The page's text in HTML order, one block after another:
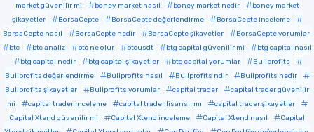
market güvenilir mi
boney market nasıl boney market nedir
boney market
şikayetler
BorsaCepte BorsaCepte değerlendirme
BorsaCepte inceleme
BorsaCepte nasıl
BorsaCepte nedir BorsaCepte şikayetler
BorsaCepte yorumlar
btc
btc analiz btc ne olur btcusdt btg capital güvenilir mi
btg capital nasıl
btg capital nedir
btg capital şikayetler btg capital yorumlar
Bullprofits
Bullprofits değerlendirme
Bullprofits nasıl Bullprofits ndir
Bullprofits nedir
Bullprofits şikayetler
Bullprofits yorumlar capital trader
capital trader güvenilir
mi
capital trader inceleme capital trader lisanslı mı
capital trader şikayetler
Capital Xtend güvenilir mi
Capital Xtend inceleme Capital Xtend nasıl
Capital